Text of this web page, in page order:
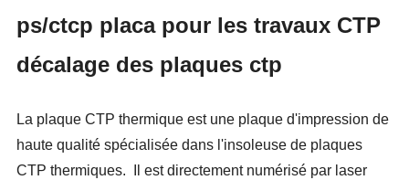
ps/ctcp placa pour les travaux CTP
décalage des plaques ctp
La plaque CTP thermique est une plaque d'impression de
haute qualité spécialisée dans l'insoleuse de plaques
CTP thermiques. Il est directement numérisé par laser